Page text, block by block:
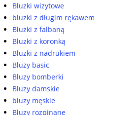
Bluzki wizytowe
bluzki z długim rękawem
Bluzki z falbaną
Bluzki z koronką
Bluzki z nadrukiem
Bluzy basic
Bluzy bomberki
Bluzy damskie
bluzy męskie
Bluzy rozpinane